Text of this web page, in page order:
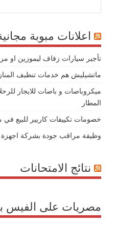
اعلانات مبوبة
تأجير سيارات زفاف ليموزين او
ماتشيليش هم خدمات تنظيف
ميكروباصات و باصات للايجار
المطار
خصومات تكييفات كاريير للبيع في
وظيفة مراقب جودة بشركة اجهزة
نتائج الامتحانات
مصريات على الفيس